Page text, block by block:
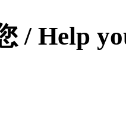
/ Help